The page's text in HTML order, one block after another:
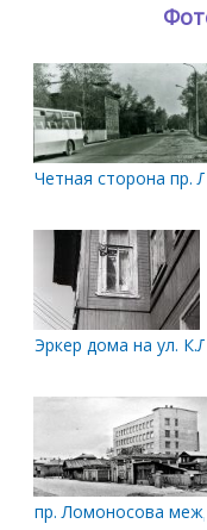
Четная сторона пр.
Эркер дома на ул.
пр. Ломоносова